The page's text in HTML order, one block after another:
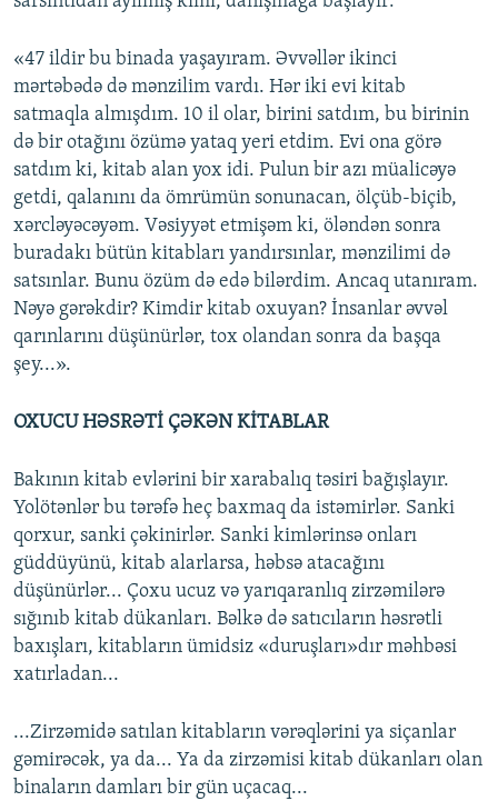
«47 ildir bu binada yaşayıram. Əvvəllər ikinci
mərtəbədə də mənzilim vardı. Hər iki evi kitab
satmaqla almışdım. 10 il olar, birini satdım, bu birinin
də bir otağını özümə yataq yeri etdim. Evi ona görə
satdım ki, kitab alan yox idi. Pulun bir azı müalicəyə
getdi, qalanını da ömrümün sonunacan, ölçüb-biçib,
xərcləyəcəyəm. Vəsiyyət etmişəm ki, öləndən sonra
buradakı bütün kitabları yandırsınlar, mənzilimi də
satsınlar. Bunu özüm də edə bilərdim. Ancaq utanıram.
Nəyə gərəkdir? Kimdir kitab oxuyan? İnsanlar əvvəl
qarınlarını düşünürlər, tox olandan sonra da başqa
şey...».
OXUCU HƏSRƏTİ ÇƏKƏN KİTABLAR
Bakının kitab evlərini bir xarabalıq təsiri bağışlayır.
Yolötənlər bu tərəfə heç baxmaq da istəmirlər. Sanki
qorxur, sanki çəkinirlər. Sanki kimlərinsə onları
güddüyünü, kitab alarlarsa, həbsə atacağını
düşünürlər... Çoxu ucuz və yarıqaranlıq zirzəmilərə
sığınıb kitab dükanları. Bəlkə də satıcıların həsrətli
baxışları, kitabların ümidsiz «duruşları»dır məhbəsi
xatırladan...
...Zirzəmidə satılan kitabların vərəqlərini ya siçanlar
gəmirəcək, ya da... Ya da zirzəmisi kitab dükanları olan
binaların damları bir gün uçacaq...